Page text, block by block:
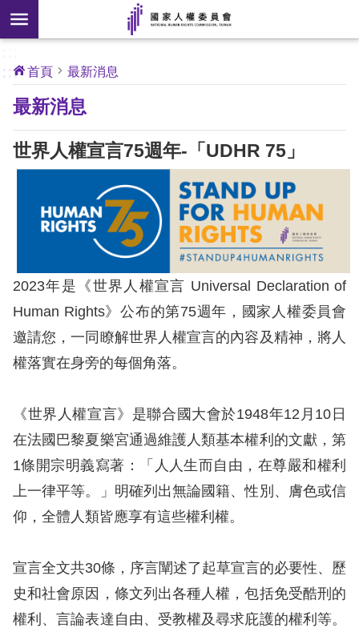
前往主要內容區塊
搜
尋
開
新
]
核
心
人
權
公
約
新
消
息
人
業
務
核
權
公
約
:::
首頁 最新消息
最新消息
世界人權宣言75週年-「UDHR 75」
2023年是《世界人權宣言 Universal Declaration of
Human Rights》公布的第75週年，國家人權委員會
邀請您，一同瞭解世界人權宣言的內容及精神，將人
權落實在身旁的每個角落。
《世界人權宣言》是聯合國大會於1948年12月10日
在法國巴黎夏樂宮通過維護人類基本權利的文獻，第
1條開宗明義寫著：「人人生而自由，在尊嚴和權利
上一律平等。」明確列出無論國籍、性別、膚色或信
仰，全體人類皆應享有這些權利權。
宣言全文共30條，序言闡述了起草宣言的必要性、歷
史和社會原因，條文列出各種人權，包括免受酷刑的
權利、言論表達自由、受教權及尋求庇護的權利等。